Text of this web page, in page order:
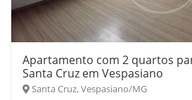
Apartamento com 2 quartos
Santa Cruz em Vespasiano
Santa Cruz, Vespasiano/MG